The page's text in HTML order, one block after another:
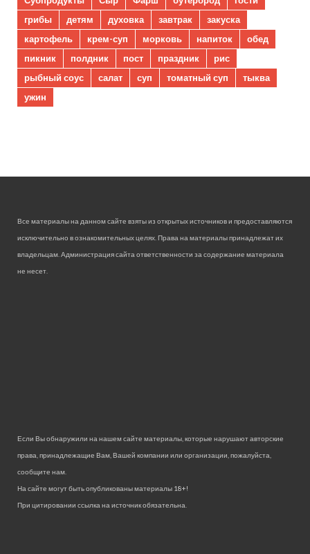
грибы
детям духовка завтрак
закуска
картофель
крем-суп морковь напиток
обед
пикник
полдник пост праздник
рис
рыбный соус
салат суп томатный суп
тыква
ужин
Все материалы на данном сайте взяты из открытых источников и предоставляются
исключительно в ознакомительных целях. Права на материалы принадлежат их
владельцам. Администрация сайта ответственности за содержание материала
не несет.
Если Вы обнаружили на нашем сайте материалы, которые нарушают авторские
права, принадлежащие Вам, Вашей компании или организации, пожалуйста,
сообщите нам.
На сайте могут быть опубликованы материалы 18+!
При цитировании ссылка на источник обязательна.